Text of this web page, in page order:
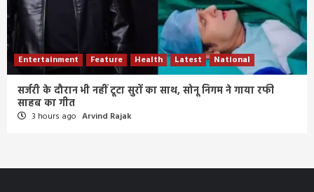
Entertainment Feature Health Latest National
सर्जरी के दौरान भी नहीं टूटा सुरों का साथ, सोनू निगम ने गाया रफी
साहब का गीत
3 hours ago Arvind Rajak